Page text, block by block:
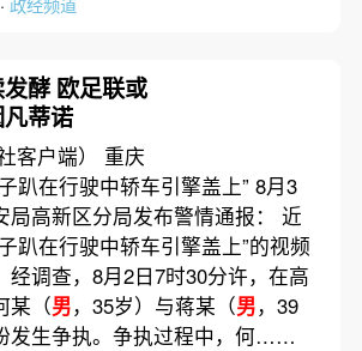
酵 欧足联或
蒂诺
客户端） 重庆
趴在行驶中轿车引擎盖上” 8月3
局高新区分局发布警情通报： 近
趴在行驶中轿车引擎盖上”的视频
经调查，8月2日7时30分许，在高
某（男，35岁）与蒋某（男，39
发生争执。争执过程中，何……